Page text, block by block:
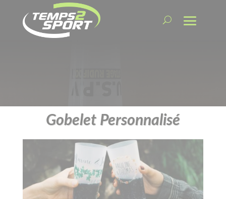
Gobelet Personnalisé